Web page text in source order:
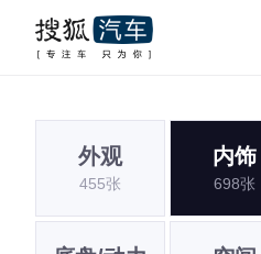
外观
455张
内饰
698张